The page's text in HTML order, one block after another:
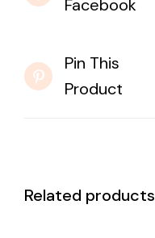
Facebook
Pin This
Product
Related products